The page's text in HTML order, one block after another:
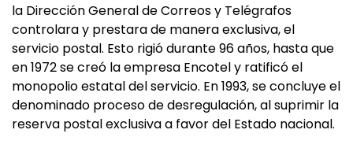
la Dirección General de Correos y Telégrafos
controlara y prestara de manera exclusiva, el
servicio postal. Esto rigió durante 96 años, hasta que
en 1972 se creó la empresa Encotel y ratificó el
monopolio estatal del servicio. En 1993, se concluye el
denominado proceso de desregulación, al suprimir la
reserva postal exclusiva a favor del Estado nacional.